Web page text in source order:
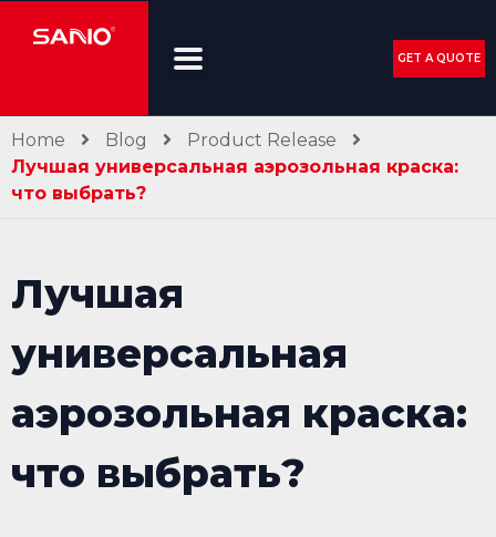
GET A QUOTE
Home Blog
Product Release
Лучшая универсальная аэрозольная краска:
что выбрать?
Лучшая
универсальная
аэрозольная краска:
что выбрать?